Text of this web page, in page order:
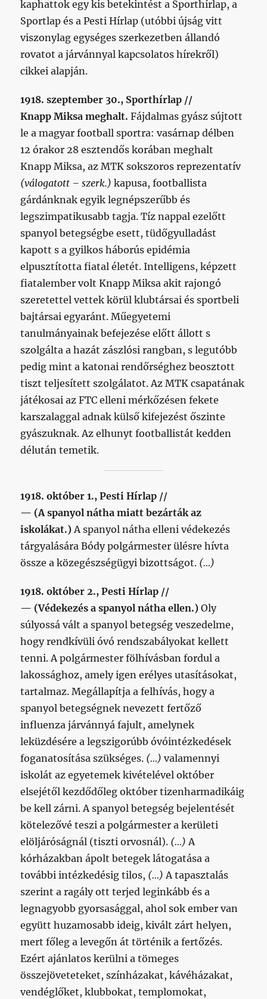
kaphattok egy kis betekintést a Sporthírlap, a
Sportlap és a Pesti Hírlap (utóbbi újság vitt
viszonylag egységes szerkezetben állandó
rovatot a járvánnyal kapcsolatos hírekről)
cikkei alapján.
1918. szeptember 30., Sporthírlap //
Knapp Miksa meghalt. Fájdalmas gyász sújtott
le a magyar football sportra: vasárnap délben
12 órakor 28 esztendős korában meghalt
Knapp Miksa, az MTK sokszoros reprezentatív
(válogatott – szerk.) kapusa, footballista
gárdánknak egyik legnépszerűbb és
legszimpatikusabb tagja. Tíz nappal ezelőtt
spanyol betegségbe esett, tüdőgyulladást
kapott s a gyilkos háborús epidémia
elpusztította fiatal életét. Intelligens, képzett
fiatalember volt Knapp Miksa akit rajongó
szeretettel vettek körül klubtársai és sportbeli
bajtársai egyaránt. Műegyetemi
tanulmányainak befejezése előtt állott s
szolgálta a hazát zászlósi rangban, s legutóbb
pedig mint a katonai rendőrséghez beosztott
tiszt teljesített szolgálatot. Az MTK csapatának
játékosai az FTC elleni mérkőzésen fekete
karszalaggal adnak külső kifejezést őszinte
gyászuknak. Az elhunyt footballistát kedden
délután temetik.
1918. október 1., Pesti Hírlap //
— (A spanyol nátha miatt bezárták az
iskolákat.) A spanyol nátha elleni védekezés
tárgyalására Bódy polgármester ülésre hívta
össze a közegészségügyi bizottságot. (…)
1918. október 2., Pesti Hírlap //
— (Védekezés a spanyol nátha ellen.) Oly
súlyossá vált a spanyol betegség veszedelme,
hogy rendkívüli óvó rendszabályokat kellett
tenni. A polgármester fölhívásban fordul a
lakossághoz, amely igen erélyes utasításokat,
tartalmaz. Megállapítja a felhívás, hogy a
spanyol betegségnek nevezett fertőző
influenza járvánnyá fajult, amelynek
leküzdésére a legszigorúbb óvóintézkedések
foganatosítása szükséges. (…) valamennyi
iskolát az egyetemek kivételével október
elsejétől kezdődőleg október tizenharmadikáig
be kell zárni. A spanyol betegség bejelentését
kötelezővé teszi a polgármester a kerületi
elöljáróságnál (tiszti orvosnál). (…) A
kórházakban ápolt betegek látogatása a
további intézkedésig tilos, (…) A tapasztalás
szerint a ragály ott terjed leginkább és a
legnagyobb gyorsasággal, ahol sok ember van
együtt huzamosabb ideig, kivált zárt helyen,
mert főleg a levegőn át történik a fertőzés.
Ezért ajánlatos kerülni a tömeges
összejöveteteket, színházakat, kávéházakat,
vendéglőket, klubbokat, templomokat,